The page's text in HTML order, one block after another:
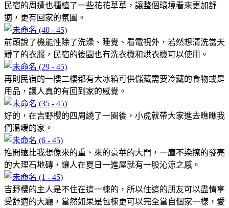
民宿的周遭也種植了一些花花草草，讓整個環境看來更加舒
適，更有回家的氛圍。
前頭說了機能性除了洗澡、睡覺、看電視外，若然想清洗當天
髒了的衣服，民宿的後園也有洗衣機和烘衣機可以使用。
再則民宿的一樓二樓都有大冰箱可供儲藏需要冷藏的食物或是
用品，讓人真的有回到家的感覺。
好的，在吉野櫻的四周繞了一圈後，小虎就帶大家進去瞧瞧我
們溫暖的家。
推開遠比我想像來的重、來的豪華的大門，一塵不染擦的發亮
的大理石地磚，讓人在夏日一進屋就有一股沁涼之感。
吉野櫻的主人是不住在這一棟的，所以住這的朋友可以盡情享
受舒適的大廳，當然如果是包楝更可以完全當自個家一樣，愛